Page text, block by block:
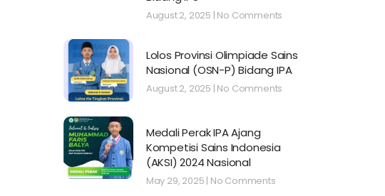
August 2, 2025 No Comments
Lolos Provinsi Olimpiade Sains
Nasional (OSN-P) Bidang IPA
August 2, 2025 No Comments
Medali Perak IPA Ajang
Kompetisi Sains Indonesia
(AKSI) 2024 Nasional
May 29, 2025 No Comments